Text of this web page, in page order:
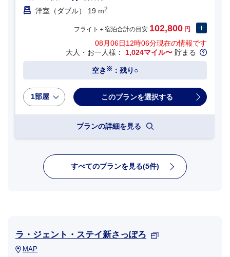
洋室（ダブル） 19 m2
フライト＋宿泊合計の目安 102,800 円
08月06日12時06分現在の情報です
大人・お一人様： 1,024マイル〜 貯まる
空き ※ ：残り○
1部屋
プランの詳細を見る
すべてのプランを見る(5件)
ラ・ジェント・ステイ新さっぽろ
MAP